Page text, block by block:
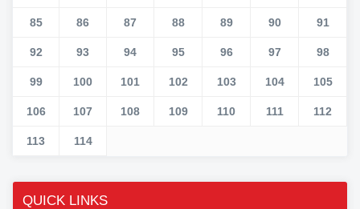
85 86 87 88 89 90 91
92 93 94 95 96 97 98
99 100 101 102 103 104 105
106 107 108 109 110 111 112
113 114
QUICK LINKS